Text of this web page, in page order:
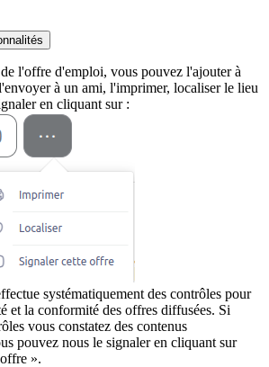
l'offre d'emploi, vous pouvez l'ajouter à
à un ami, l'imprimer, localiser le lieu
en cliquant sur :
systématiquement des contrôles pour
et la conformité des offres diffusées. Si
vous constatez des contenus
pouvez nous le signaler en cliquant sur
».